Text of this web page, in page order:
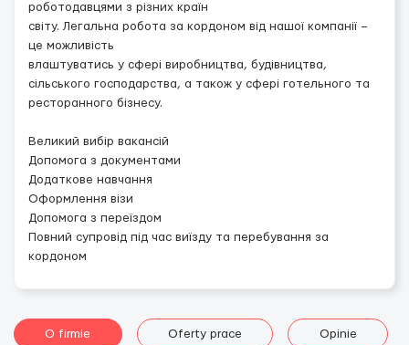
роботодавцями з різних країн
світу. Легальна робота за кордоном від нашої компанії –
це можливість
влаштуватись у сфері виробництва, будівництва,
сільського господарства, а також у сфері готельного та
ресторанного бізнесу.
Великий вибір вакансій
Допомога з документами
Додаткове навчання
Оформлення візи
Допомога з переїздом
Повний супровід під час виїзду та перебування за
кордоном
O firmie Oferty prace Opinie